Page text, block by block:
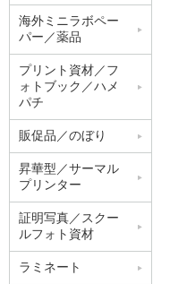
海外ミニラボペー
パー／薬品
プリント資材／フ
ォトブック／ハメ
パチ
販促品／のぼり
昇華型／サーマル
プリンター
証明写真／スクー
ルフォト資材
ラミネート